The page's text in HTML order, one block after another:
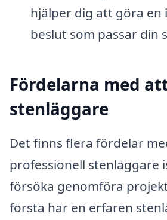
hjälper dig att göra en
beslut som passar din
Fördelarna med
stenläggare
Det finns flera fördelar
professionell stenläggare
försöka genomföra
första har en erfaren